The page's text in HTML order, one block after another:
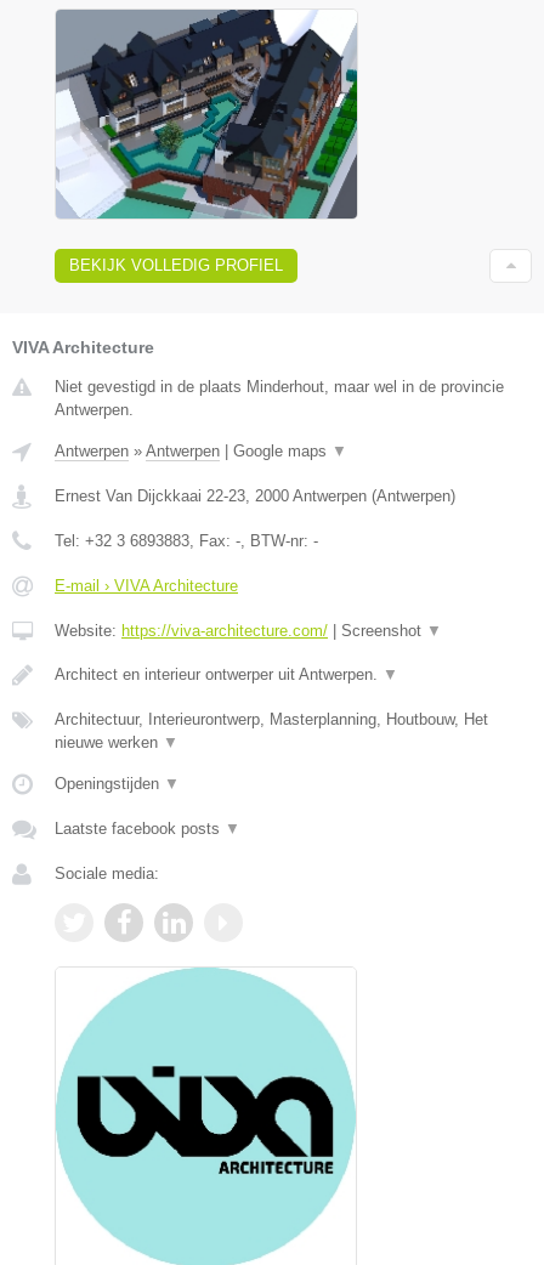
BEKIJK VOLLEDIG PROFIEL
VIVA Architecture
Niet gevestigd in de plaats Minderhout, maar wel in de provincie
Antwerpen.
Antwerpen » Antwerpen Google maps ▼
Ernest Van Dijckkaai 22-23, 2000 Antwerpen (Antwerpen)
Tel: +32 3 6893883, Fax: -, BTW-nr: -
E-mail › VIVA Architecture
Website: https://viva-architecture.com/ Screenshot ▼
Architect en interieur ontwerper uit Antwerpen. ▼
Architectuur, Interieurontwerp, Masterplanning, Houtbouw, Het
nieuwe werken ▼
Openingstijden ▼
Laatste facebook posts ▼
Sociale media: